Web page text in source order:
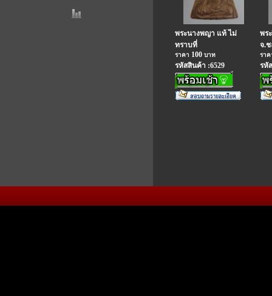
พระนางพญา แท้ ไม่
ทราบที่
ราคา 100 บาท
รหัสสินค้า :6529
พร
จ.ช
รา
รหั